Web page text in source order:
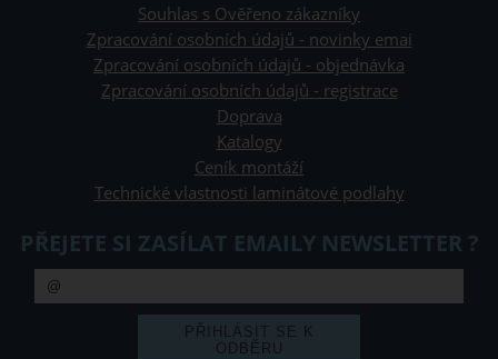
Souhlas s Ověřeno zákazníky
Zpracování osobních údajů - novinky emai
Zpracování osobních údajů - objednávka
Zpracování osobních údajů - registrace
Doprava
Katalogy
Ceník montáží
Technické vlastnosti laminátové podlahy
PŘEJETE SI ZASÍLAT EMAILY NEWSLETTER ?